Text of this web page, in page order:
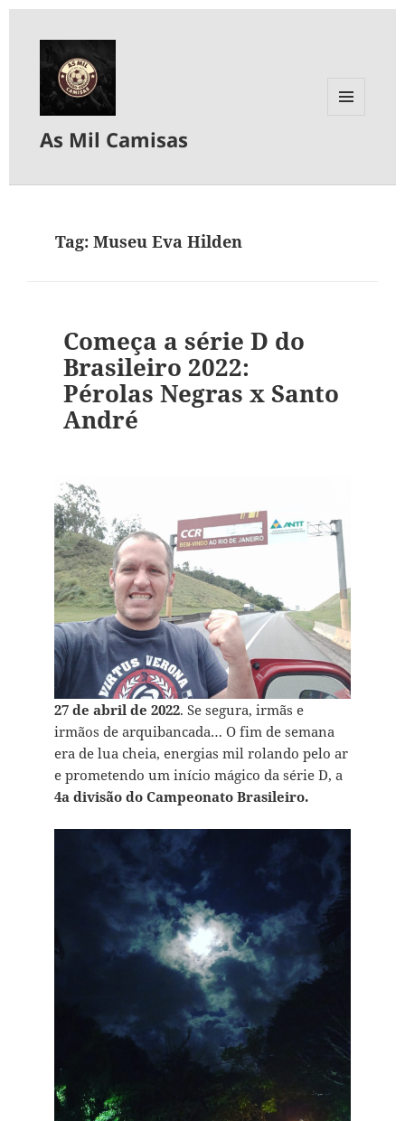
As Mil Camisas
Tag:Museu Eva Hilden
Começa a série D do
Brasileiro 2022:
Pérolas Negras x Santo
André
27 de abril de 2022. Se segura, irmãs e
irmãos de arquibancada… O fim de semana
era de lua cheia, energias mil rolando pelo ar
e prometendo um início mágico da série D, a
4a divisão do Campeonato Brasileiro.